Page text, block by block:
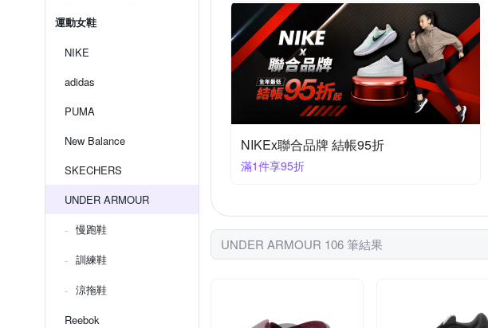
運動女鞋
NIKE
adidas
PUMA
New Balance
SKECHERS
UNDER ARMOUR
慢跑鞋
訓練鞋
涼拖鞋
Reebok
NIKEx聯合品牌 結帳95折
滿1件享95折
UNDER ARMOUR 106 筆結果